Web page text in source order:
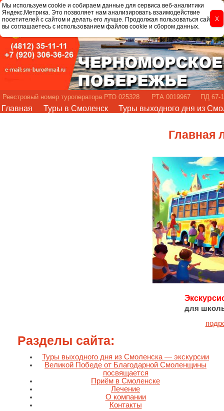
Реестровый номер туроператора РТО 025328 РТА 0019967 ПД 67-
Главная Туры в Смоленск Туры выходного дня из
Главная
для
Разделы сайта:
Туры выходного дня из Смоленска — экскурсии
Великой Победе от Благодарной Смоленщины
посвящается
Приём в Смоленске
Лечение
О компании
Контакты
Мы используем cookie и собираем данные для сервиса веб-аналитики
Яндекс.Метрика. Это позволяет нам анализировать взаимодействие
посетителей с сайтом и делать его лучше. Продолжая пользоваться сайтом,
вы соглашаетесь с использованием файлов cookie и сбором данных.